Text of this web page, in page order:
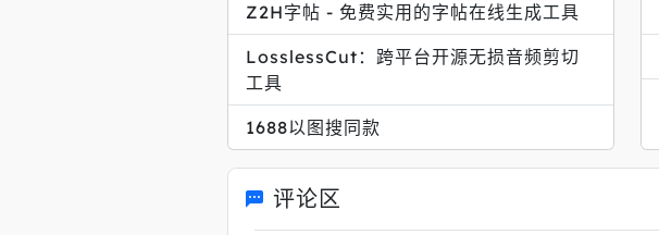
Z2H字帖 - 免费实用的字帖在线生成工具
LosslessCut：跨平台开源无损音频剪切
工具
1688以图搜同款
评论区